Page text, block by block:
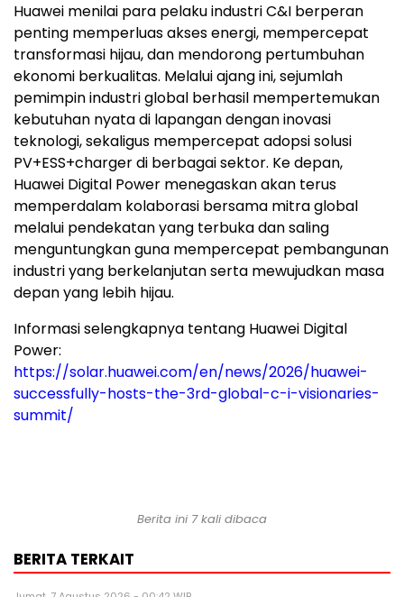
Huawei menilai para pelaku industri C&I berperan
penting memperluas akses energi, mempercepat
transformasi hijau, dan mendorong pertumbuhan
ekonomi berkualitas. Melalui ajang ini, sejumlah
pemimpin industri global berhasil mempertemukan
kebutuhan nyata di lapangan dengan inovasi
teknologi, sekaligus mempercepat adopsi solusi
PV+ESS+charger di berbagai sektor. Ke depan,
Huawei Digital Power menegaskan akan terus
memperdalam kolaborasi bersama mitra global
melalui pendekatan yang terbuka dan saling
menguntungkan guna mempercepat pembangunan
industri yang berkelanjutan serta mewujudkan masa
depan yang lebih hijau.
Informasi selengkapnya tentang Huawei Digital
Power:
https://solar.huawei.com/en/news/2026/huawei-
successfully-hosts-the-3rd-global-c-i-visionaries-
summit/
Berita ini 7 kali dibaca
BERITA TERKAIT